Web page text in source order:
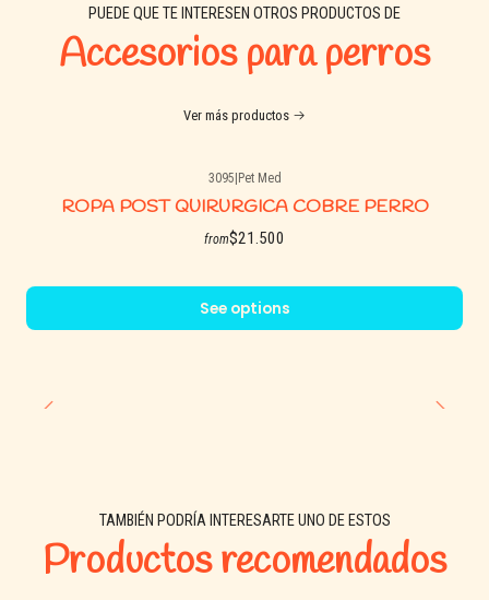
Colores disponibles: según stock
Mascotas recomendadas:
Recomendación de uso:
Rellenar el depósito con croquetas secas. Ideal para hogares
con rutina ocupada o para dejar alimento durante el día. Lavar
PUEDE QUE TE INTERESEN OTROS PRODUCTOS DE
Accesorios para perros
Ver más productos
3095 Pet Med
ROPA POST QUIRURGICA COBRE PERRO
from$21.500
See options
TAMBIÉN PODRÍA INTERESARTE UNO DE ESTOS
Productos recomendados